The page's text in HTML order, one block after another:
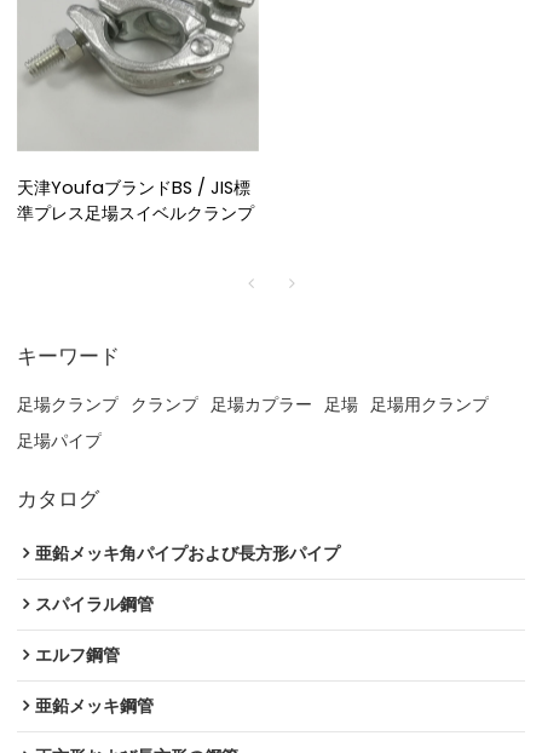
天津YoufaブランドBS / JIS標
準プレス足場スイベルクランプ
キーワード
足場クランプ クランプ 足場カプラー 足場 足場用クランプ
足場パイプ
カタログ
亜鉛メッキ角パイプおよび長方形パイプ
スパイラル鋼管
エルフ鋼管
亜鉛メッキ鋼管